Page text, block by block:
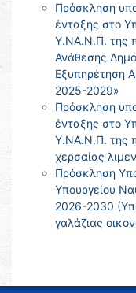
Πρόσκληση
ένταξης στο
Υ.ΝΑ.Ν.Π. της
Ανάθεσης
Εξυπηρέτηση
2025-2029»
Πρόσκληση
ένταξης στο
Υ.ΝΑ.Ν.Π. της
χερσαίας
Πρόσκληση
Υπουργείου
2026-2030
γαλάζιας